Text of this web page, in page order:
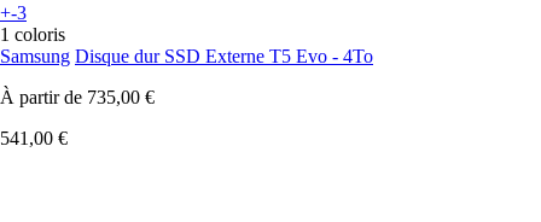
+-3
1 coloris
Samsung Disque dur SSD Externe T5 Evo - 4To
À partir de 735,00 €
541,00 €